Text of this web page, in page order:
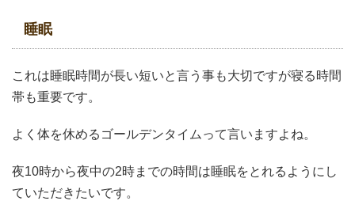
睡眠
これは睡眠時間が長い短いと言う事も大切ですが寝る時間
帯も重要です。
よく体を休めるゴールデンタイムって言いますよね。
夜10時から夜中の2時までの時間は睡眠をとれるようにし
ていただきたいです。